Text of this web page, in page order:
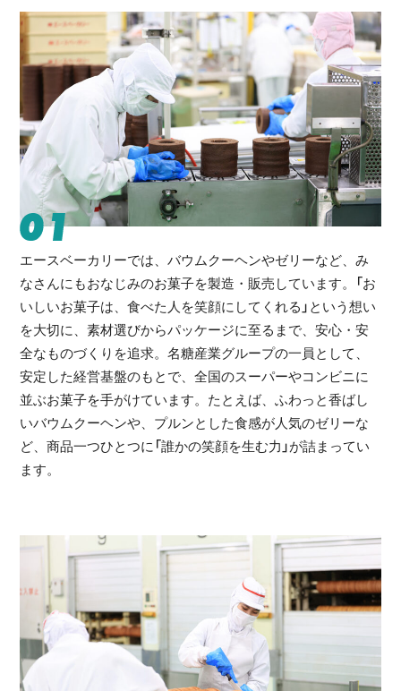
01
エースベーカリーでは、バウムクーヘンやゼリーなど、み
なさんにもおなじみのお菓子を製造・販売しています。「お
いしいお菓子は、食べた人を笑顔にしてくれる」という想い
を大切に、素材選びからパッケージに至るまで、安心・安
全なものづくりを追求。名糖産業グループの一員として、
安定した経営基盤のもとで、全国のスーパーやコンビニに
並ぶお菓子を手がけています。たとえば、ふわっと香ばし
いバウムクーヘンや、プルンとした食感が人気のゼリーな
ど、商品一つひとつに「誰かの笑顔を生む力」が詰まってい
ます。